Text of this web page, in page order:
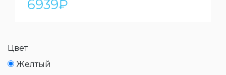
6939₽
Цвет
Желтый